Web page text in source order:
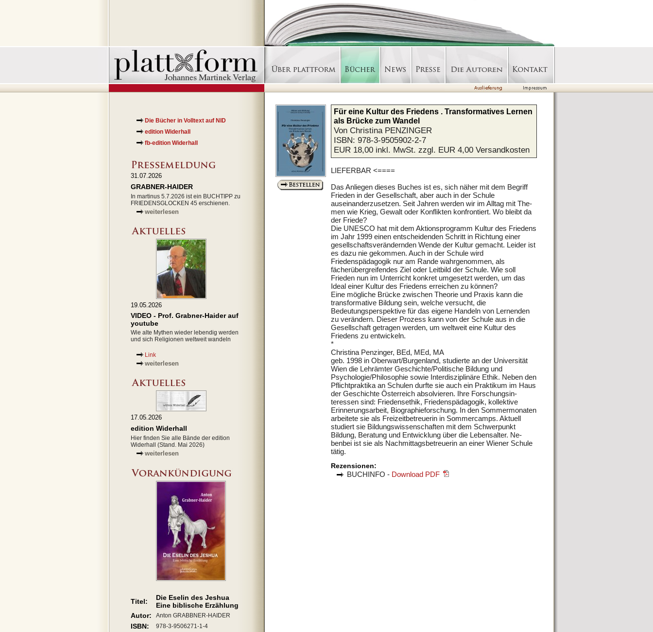
Die Bücher in Volltext auf NID
edition Widerhall
fb-edition Widerhall
31.07.2026
GRABNER-HAIDER
In martinus 5.7.2026 ist ein BUCHTIPP zu
FRIEDENSGLOCKEN 45 erschienen.
weiterlesen
19.05.2026
VIDEO - Prof. Grabner-Haider auf
youtube
Wie alte Mythen wieder lebendig werden
und sich Religionen weltweit wandeln
Link
weiterlesen
17.05.2026
edition Widerhall
Hier finden Sie alle Bände der edition
Widerhall (Stand. Mai 2026)
weiterlesen
Titel:
Die Eselin des Jeshua
Eine biblische Erzählung
Autor:
Anton GRABBNER-HAIDER
ISBN: 978-3-9506271-1-4
Für eine Kultur des Friedens . Transformatives Lernen
als Brücke zum Wandel
Von Christina PENZINGER
ISBN: 978-3-9505902-2-7
EUR 18,00 inkl. MwSt. zzgl. EUR 4,00 Versandkosten
LIEFERBAR <====
Das Anliegen dieses Buches ist es, sich näher mit dem Begriff
Frieden in der Gesellschaft, aber auch in der Schule
auseinanderzusetzen. Seit Jahren werden wir im Alltag mit The-
men wie Krieg, Gewalt oder Konflikten konfrontiert. Wo bleibt da
der Friede?
Die UNESCO hat mit dem Aktionsprogramm Kultur des Friedens
im Jahr 1999 einen entscheidenden Schritt in Richtung einer
gesellschaftsverändernden Wende der Kultur gemacht. Leider ist
es dazu nie gekommen. Auch in der Schule wird
Friedenspädagogik nur am Rande wahrgenommen, als
fächerübergreifendes Ziel oder Leitbild der Schule. Wie soll
Frieden nun im Unterricht konkret umgesetzt werden, um das
Ideal einer Kultur des Friedens erreichen zu können?
Eine mögliche Brücke zwischen Theorie und Praxis kann die
transformative Bildung sein, welche versucht, die
Bedeutungsperspektive für das eigene Handeln von Lernenden
zu verändern. Dieser Prozess kann von der Schule aus in die
Gesellschaft getragen werden, um weltweit eine Kultur des
Friedens zu entwickeln.
*
Christina Penzinger, BEd, MEd, MA
geb. 1998 in Oberwart/Burgenland, studierte an der Universität
Wien die Lehrämter Geschichte/Politische Bildung und
Psychologie/Philosophie sowie Interdisziplinäre Ethik. Neben den
Pflichtpraktika an Schulen durfte sie auch ein Praktikum im Haus
der Geschichte Österreich absolvieren. Ihre Forschungsin-
teressen sind: Friedensethik, Friedenspädagogik, kollektive
Erinnerungsarbeit, Biographieforschung. In den Sommermonaten
arbeitete sie als Freizeitbetreuerin in Sommercamps. Aktuell
studiert sie Bildungswissenschaften mit dem Schwerpunkt
Bildung, Beratung und Entwicklung über die Lebensalter. Ne-
benbei ist sie als Nachmittagsbetreuerin an einer Wiener Schule
tätig.
Rezensionen:
BUCHINFO - Download PDF